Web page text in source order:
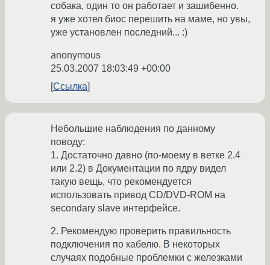
собака, один то он работает и зашибенно.
я уже хотел биос перешить на маме, но увы,
уже установлен последний... :)
anonymous
25.03.2007 18:03:49 +00:00
Ссылка
Небольшие наблюдения по данному
поводу:
1. Достаточно давно (по-моему в ветке 2.4
или 2.2) в Документации по ядру видел
такую вещь, что рекомендуется
использовать привод CD/DVD-ROM на
secondary slave интерфейсе.
2. Рекомендую проверить правильность
подключения по кабелю. В некоторых
случаях подобные проблемки с железками